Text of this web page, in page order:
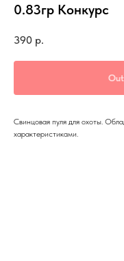
0.83гр Конкурс
390 р.
Свинцовая пуля для охоты.
характеристиками.